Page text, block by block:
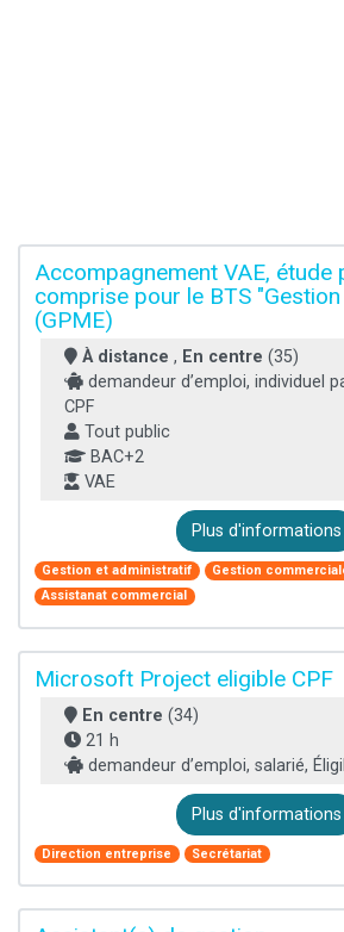
Accompagnement VAE, étude
comprise pour le BTS
(GPME)
À distance , En centre (35)
demandeur d’emploi, individuel
CPF
Tout public
BAC+2
VAE
Plus d'informations
Gestion et administratif
Gestion
Assistanat commercial
Microsoft Project eligible CPF
En centre (34)
21 h
demandeur d’emploi, salarié,
Plus d'informations
Direction entreprise Secrétariat